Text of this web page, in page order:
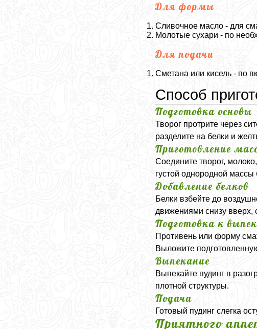
Для формы
Сливочное масло - для
Молотые сухари - по
Для подачи
Сметана или кисель - по
Способ
Подготовка основы
Творог протрите через
разделите на белки и
Приготовление
Соедините творог,
густой однородной массы
Добавление белков
Белки взбейте до
движениями снизу вверх,
Подготовка к
Противень или форму
Выложите
Выпекание
Выпекайте пудинг в
плотной структуры.
Подача
Готовый пудинг слегка
Приятного